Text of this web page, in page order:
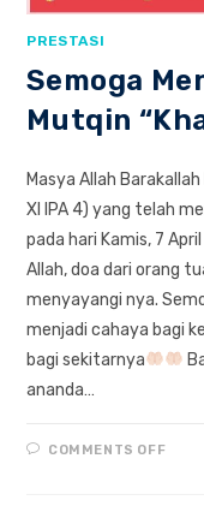
PRESTASI
Semoga
Mutqin
Masya Allah
XI IPA 4) yang telah
pada hari Kamis, 7
Allah, doa dari orang
menyayangi nya.
menjadi cahaya bagi
bagi sekitarnya
ananda…
COMMENTS OFFON